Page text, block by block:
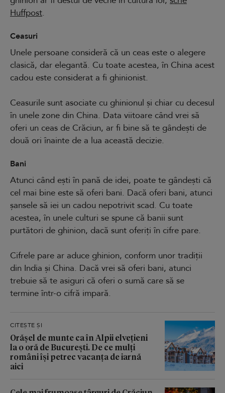
Huffpost.
Ceasuri
Unele persoane consideră că un ceas este o alegere
clasică, dar elegantă. Cu toate acestea, în China acest
cadou este considerat a fi ghinionist.
Ceasurile sunt asociate cu ghinionul și chiar cu decesul
în unele zone din China. Data viitoare când vrei să
oferi un ceas de Crăciun, ar fi bine să te gândești de
două ori înainte de a lua această decizie.
Bani
Atunci când ești în pană de idei, poate te gândești că
cel mai bine este să oferi bani. Dacă oferi bani, atunci
șansele să iei un cadou nepotrivit scad. Cu toate
acestea, în unele culturi se spune că banii sunt
purtători de ghinion, dacă sunt oferiți în cifre pare.
Cifrele pare ar aduce ghinion, conform unor tradiții
din India și China. Dacă vrei să oferi bani, atunci
trebuie să te asiguri că oferi o sumă care să se
termine într-o cifră impară.
CITEȘTE ȘI
Orășel de munte ca în Alpii elvețieni
la o oră de București. De ce mulți
români își petrec vacanța de iarnă
aici